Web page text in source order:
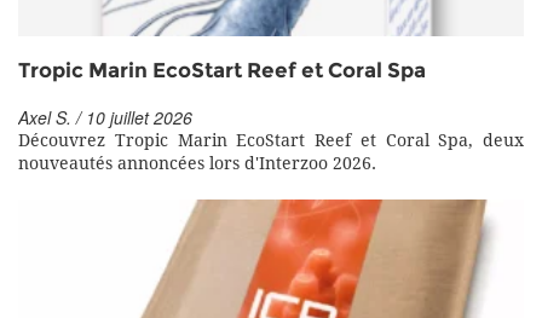
Tropic Marin EcoStart Reef et Coral Spa
Axel S. / 10 juillet 2026
Découvrez Tropic Marin EcoStart Reef et Coral Spa, deux
nouveautés annoncées lors d'Interzoo 2026.